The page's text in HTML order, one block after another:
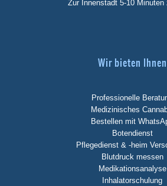
Zur Innenstadt 5-10 Minuten
Wir bieten Ihnen
Professionelle
Medizinisches
Bestellen mit
Botendienst
Pflegedienst & -heim
Blutdruck messen
Medikationsanalyse
Inhalatorschulung